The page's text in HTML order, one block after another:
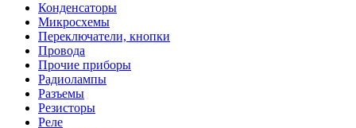
Конденсаторы
Микросхемы
Переключатели, кнопки
Провода
Прочие приборы
Радиолампы
Разъемы
Резисторы
Реле